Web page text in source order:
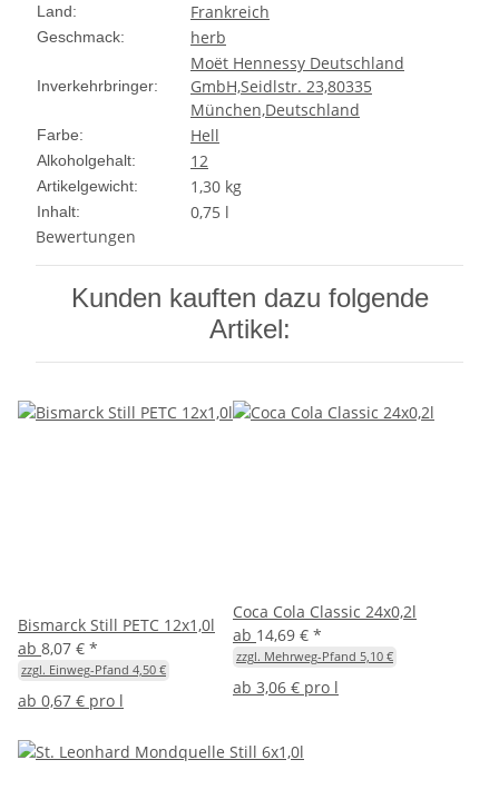
Land: Frankreich
Geschmack: herb
Inverkehrbringer:
Moët Hennessy Deutschland
GmbH,Seidlstr. 23,80335
München,Deutschland
Farbe: Hell
Alkoholgehalt: 12
Artikelgewicht: 1,30 kg
Inhalt:
0,75 l
Bewertungen
Kunden kauften dazu folgende
Artikel:
Bismarck Still PETC 12x1,0l
ab 8,07 € *
zzgl. Einweg-Pfand 4,50 €
ab 0,67 € pro l
Coca Cola Classic 24x0,2l
ab 14,69 € *
zzgl. Mehrweg-Pfand 5,10 €
ab 3,06 € pro l